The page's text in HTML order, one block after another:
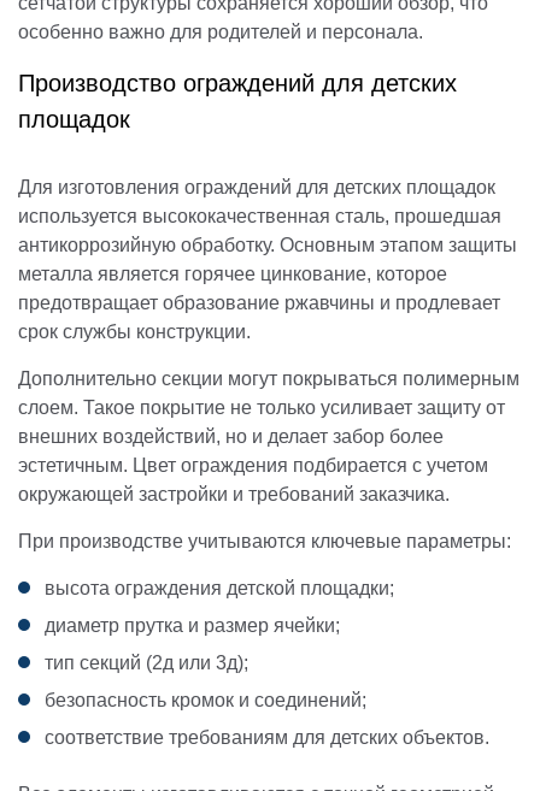
особенно важно для родителей и персонала.
Производство ограждений для детских
площадок
Для изготовления ограждений для детских площадок
используется высококачественная сталь, прошедшая
антикоррозийную обработку. Основным этапом защиты
металла является горячее цинкование, которое
предотвращает образование ржавчины и продлевает
срок службы конструкции.
Дополнительно секции могут покрываться полимерным
слоем. Такое покрытие не только усиливает защиту от
внешних воздействий, но и делает забор более
эстетичным. Цвет ограждения подбирается с учетом
окружающей застройки и требований заказчика.
При производстве учитываются ключевые параметры:
высота ограждения детской площадки;
диаметр прутка и размер ячейки;
тип секций (2д или 3д);
безопасность кромок и соединений;
соответствие требованиям для детских объектов.